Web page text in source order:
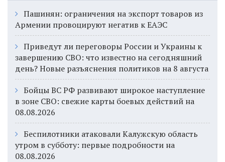
Пашинян: ограничения на экспорт товаров из
Армении провоцируют негатив к ЕАЭС
Приведут ли переговоры России и Украины к
завершению СВО: что известно на сегодняшний
день? Новые разъяснения политиков на 8 августа
Бойцы ВС РФ развивают широкое наступление
в зоне СВО: свежие карты боевых действий на
08.08.2026
Беспилотники атаковали Калужскую область
утром в субботу: первые подробности на
08.08.2026